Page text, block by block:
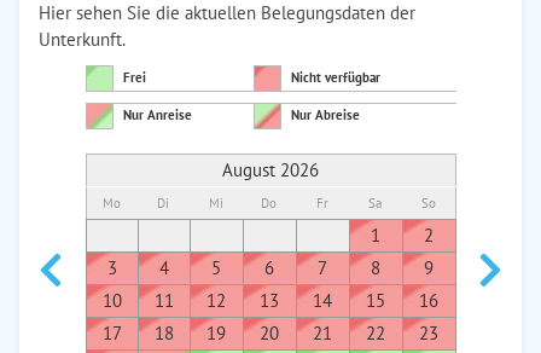
Hier sehen Sie die aktuellen Belegungsdaten der
Unterkunft.
Frei Nicht verfügbar
Nur Anreise Nur Abreise
August 2026
Mo Di Mi Do Fr Sa So
1
2
3
4 5 6 7 8
9
10
11 12 13 14 15
16
17
18 19 20 21 22
23
7